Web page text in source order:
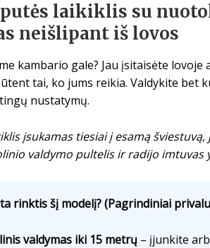
laikiklis su
neišlipant iš lovos
kambario gale? Jau įsitaisėte
tai, ko jums reikia. Valdykite bet
nustatymų.
įsukamas tiesiai į esamą
valdymo pultelis ir radijo imtuvas
rinktis šį modelį? (Pagrindiniai
valdymas iki 15 metrų– įjunkite